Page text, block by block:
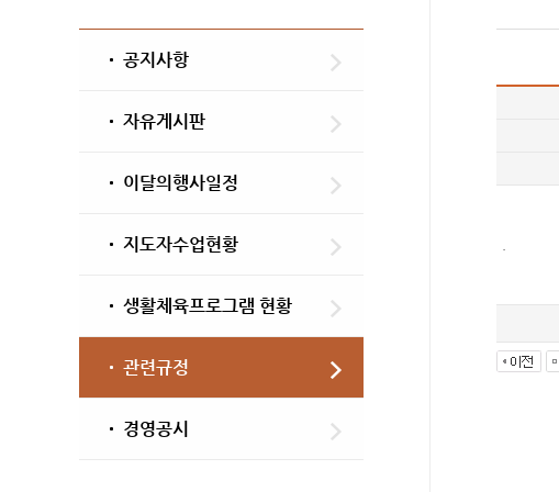
공지사항
자유게시판
이달의행사일정
지도자수업현황
생활체육프로그램 현황
관련규정
경영공시